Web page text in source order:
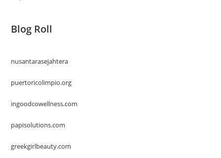
Blog Roll
nusantarasejahtera
puertoricolimpio.org
ingoodcowellness.com
papisolutions.com
greekgirlbeauty.com